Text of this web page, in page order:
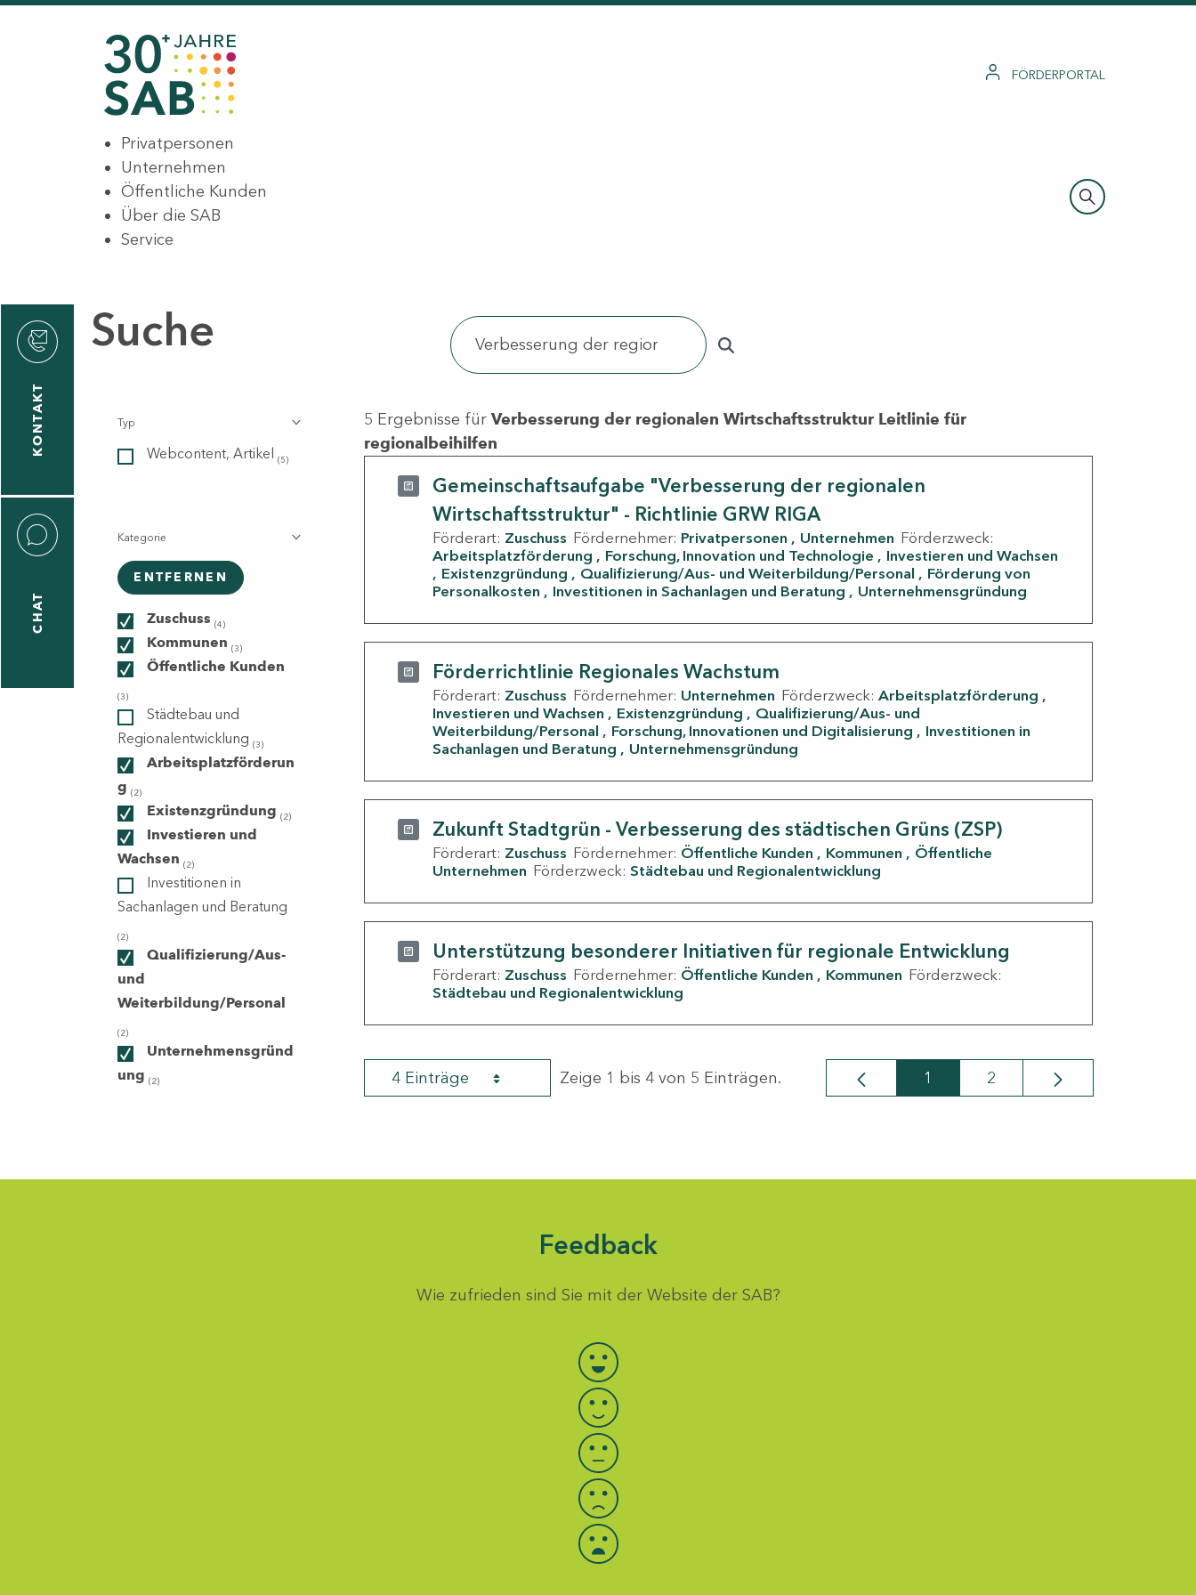
FÖRDERPORTAL
Privatpersonen
Unternehmen
Öffentliche Kunden
Über die SAB
Service
KONTAKT
CHAT
Suche
Typ
Webcontent, Artikel (5)
Kategorie
ENTFERNEN
Zuschuss (4)
Kommunen (3)
Öffentliche Kunden
(3)
Städtebau und
Regionalentwicklung (3)
Arbeitsplatzförderun
g (2)
Existenzgründung (2)
Investieren und
Wachsen (2)
Investitionen in
Sachanlagen und Beratung
(2)
Qualifizierung/Aus-
und
Weiterbildung/Personal
(2)
Unternehmensgründ
ung (2)
5 Ergebnisse für Verbesserung der regionalen Wirtschaftsstruktur Leitlinie für
regionalbeihilfen
Gemeinschaftsaufgabe "Verbesserung der regionalen
Wirtschaftsstruktur" - Richtlinie GRW RIGA
Förderart: Zuschuss Fördernehmer: Privatpersonen Unternehmen Förderzweck:
Arbeitsplatzförderung
Forschung, Innovation und Technologie
Investieren und Wachsen
Existenzgründung
Qualifizierung/Aus- und Weiterbildung/Personal
Förderung von
Personalkosten
Investitionen in Sachanlagen und Beratung Unternehmensgründung
Förderrichtlinie Regionales Wachstum
Förderart: Zuschuss Fördernehmer: Unternehmen Förderzweck: Arbeitsplatzförderung
Investieren und Wachsen
Existenzgründung
Qualifizierung/Aus- und
Weiterbildung/Personal
Forschung, Innovationen und Digitalisierung
Investitionen in
Sachanlagen und Beratung
Unternehmensgründung
Zukunft Stadtgrün - Verbesserung des städtischen Grüns (ZSP)
Förderart: Zuschuss Fördernehmer: Öffentliche Kunden Kommunen
Öffentliche
Unternehmen Förderzweck: Städtebau und Regionalentwicklung
Unterstützung besonderer Initiativen für regionale Entwicklung
Förderart: Zuschuss Fördernehmer: Öffentliche Kunden Kommunen Förderzweck:
Städtebau und Regionalentwicklung
4 Einträge Zeige 1 bis 4 von 5 Einträgen. Seite
1 Seite
2
Feedback
Wie zufrieden sind Sie mit der Website der SAB?
Bewertung auswählen